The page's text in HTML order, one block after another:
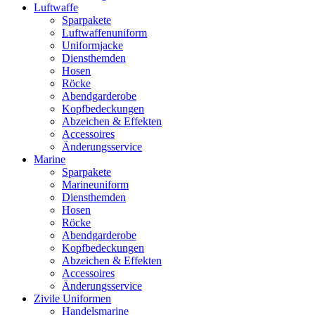
Luftwaffe
Sparpakete
Luftwaffenuniform
Uniformjacke
Diensthemden
Hosen
Röcke
Abendgarderobe
Kopfbedeckungen
Abzeichen & Effekten
Accessoires
Änderungsservice
Marine
Sparpakete
Marineuniform
Diensthemden
Hosen
Röcke
Abendgarderobe
Kopfbedeckungen
Abzeichen & Effekten
Accessoires
Änderungsservice
Zivile Uniformen
Handelsmarine